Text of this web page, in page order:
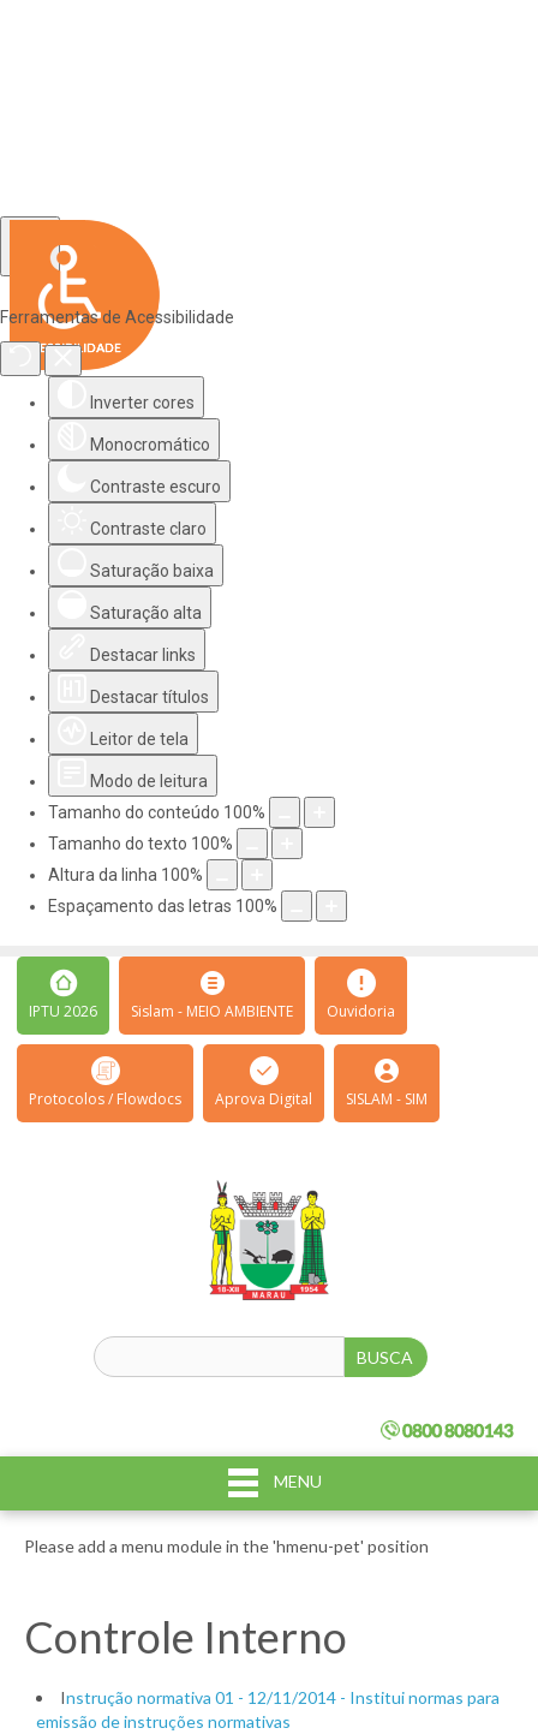
Ferramentas de Acessibilidade
Inverter cores
Monocromático
Contraste escuro
Contraste claro
Saturação baixa
Saturação alta
Destacar links
Destacar títulos
Leitor de tela
Modo de leitura
Tamanho do conteúdo 100%
Tamanho do texto 100%
Altura da linha 100%
Espaçamento das letras 100%
IPTU 2026 Sislam - MEIO AMBIENTE Ouvidoria
Protocolos / Flowdocs Aprova Digital SISLAM - SIM
MENU
Please add a menu module in the 'hmenu-pet' position
Controle Interno
Instrução normativa 01 - 12/11/2014 - Institui normas para
emissão de instruções normativas